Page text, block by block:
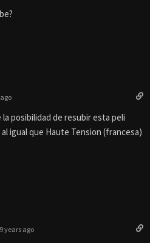
posibilidad de resubir esta peli
igual que Haute Tension (francesa)
9 years ago